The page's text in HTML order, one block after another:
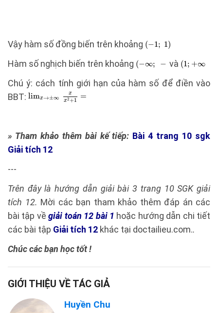
Vậy hàm số đồng biến trên khoảng
Hàm số nghịch biến trên khoảng
và
Chú ý: cách tính giới hạn của hàm số để điền vào
BBT:
» Tham khảo thêm bài kế tiếp: Bài 4 trang 10 sgk
Giải tích 12
---
Trên đây là hướng dẫn giải bài 3 trang 10 SGK giải
tích 12. Mời các bạn tham khảo thêm đáp án các
bài tập vềgiải toán 12 bài 1 hoặc hướng dẫn chi tiết
các bài tập Giải tích 12 khác tại doctailieu.com..
Chúc các bạn học tốt !
GIỚI THIỆU VỀ TÁC GIẢ
Huyền Chu